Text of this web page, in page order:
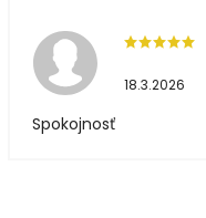
18.3.2026
Spokojnosť